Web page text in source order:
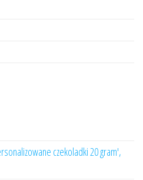
czekoladki 20 gram',